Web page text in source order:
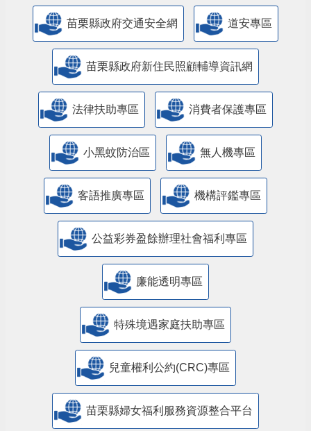
苗栗縣政府交通安全網 道安專區
苗栗縣政府新住民照顧輔導資訊網
法律扶助專區 消費者保護專區
小黑蚊防治區 無人機專區
客語推廣專區 機構評鑑專區
公益彩券盈餘辦理社會福利專區
廉能透明專區
特殊境遇家庭扶助專區
兒童權利公約(CRC)專區
苗栗縣婦女福利服務資源整合平台